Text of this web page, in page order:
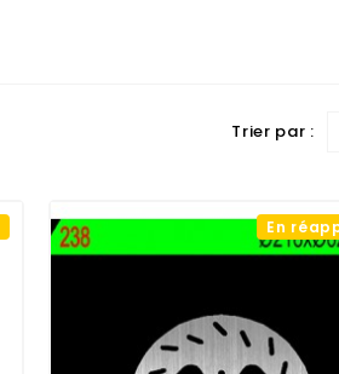
Trier par :
En